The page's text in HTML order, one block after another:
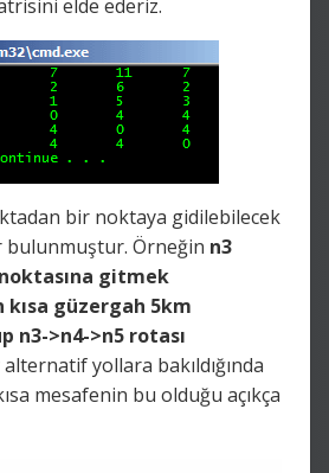
elde ederiz.
bir noktaya gidilebilecek
bulunmuştur. Örneğin n3
gitmek
güzergah 5km
n3->n4->n5 rotası
yollara bakıldığında
mesafenin bu olduğu açıkça